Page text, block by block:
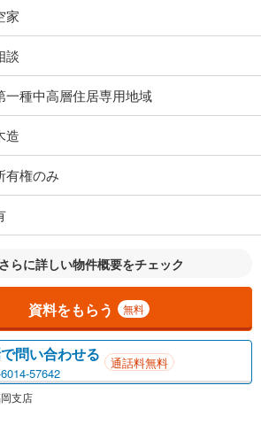
家
談
一種中高層住居専用地域
造
有権のみ
らに詳しい物件概要をチェック
資料をもらう 無料
問い合わせる
57642
通話料無料
支店